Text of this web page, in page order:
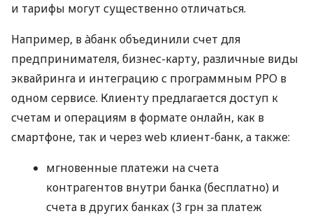
и тарифы могут существенно отличаться.
Например, в àбанк объединили счет для
предпринимателя, бизнес-карту, различные виды
эквайринга и интеграцию с программным РРО в
одном сервисе. Клиенту предлагается доступ к
счетам и операциям в формате онлайн, как в
смартфоне, так и через web клиент-банк, а также:
мгновенные платежи на счета
контрагентов внутри банка (бесплатно) и
счета в других банках (3 грн за платеж